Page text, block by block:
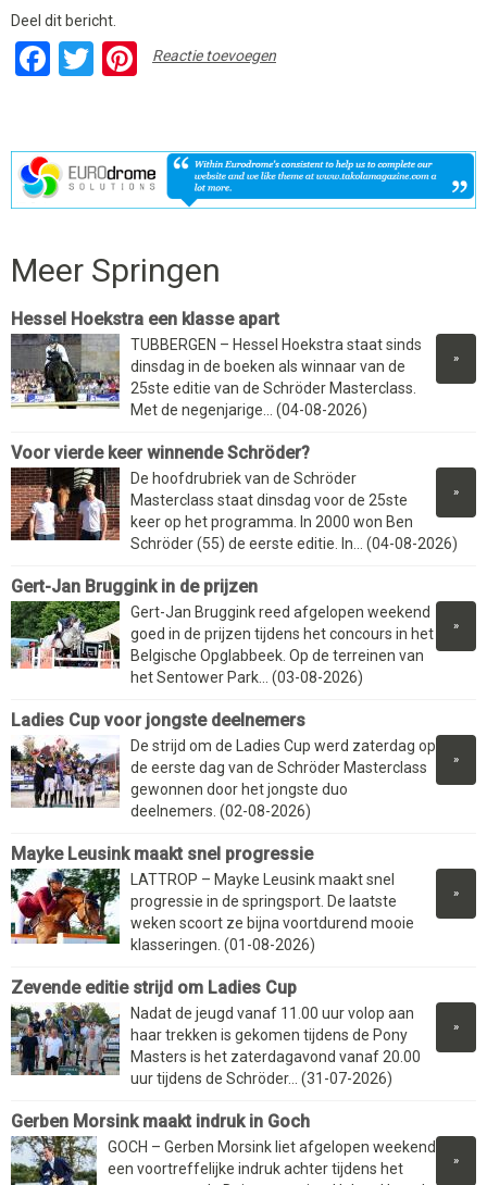
Deel dit bericht.
Facebook
TwitterPinterest
Reactie toevoegen
Meer Springen
Hessel Hoekstra een klasse apart
»
TUBBERGEN – Hessel Hoekstra staat sinds
dinsdag in de boeken als winnaar van de
25ste editie van de Schröder Masterclass.
Met de negenjarige... (04-08-2026)
Voor vierde keer winnende Schröder?
»
De hoofdrubriek van de Schröder
Masterclass staat dinsdag voor de 25ste
keer op het programma. In 2000 won Ben
Schröder (55) de eerste editie. In... (04-08-2026)
Gert-Jan Bruggink in de prijzen
»
Gert-Jan Bruggink reed afgelopen weekend
goed in de prijzen tijdens het concours in het
Belgische Opglabbeek. Op de terreinen van
het Sentower Park... (03-08-2026)
Ladies Cup voor jongste deelnemers
»
De strijd om de Ladies Cup werd zaterdag op
de eerste dag van de Schröder Masterclass
gewonnen door het jongste duo
deelnemers. (02-08-2026)
Mayke Leusink maakt snel progressie
»
LATTROP – Mayke Leusink maakt snel
progressie in de springsport. De laatste
weken scoort ze bijna voortdurend mooie
klasseringen. (01-08-2026)
Zevende editie strijd om Ladies Cup
»
Nadat de jeugd vanaf 11.00 uur volop aan
haar trekken is gekomen tijdens de Pony
Masters is het zaterdagavond vanaf 20.00
uur tijdens de Schröder... (31-07-2026)
Gerben Morsink maakt indruk in Goch
»
GOCH – Gerben Morsink liet afgelopen weekend
een voortreffelijke indruk achter tijdens het